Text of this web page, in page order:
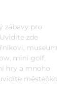
zábavy pro
zde
museum
mini golf,
hry a mnoho
městečko